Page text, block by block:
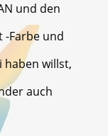
und den
-Farbe und
willst,
auch